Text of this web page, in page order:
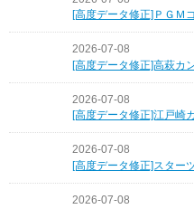
[高度データ修正]ＰＧＭ
2026-07-08
[高度データ修正]高萩カ
2026-07-08
[高度データ修正]江戸崎
2026-07-08
[高度データ修正]スター
2026-07-08